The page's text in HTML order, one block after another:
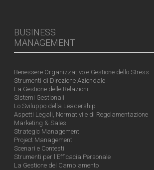
BUSINESS
MANAGEMENT
Benessere Organizzativo e Gestione dello Stress
Strumenti di Direzione Aziendale
La Gestione delle Relazioni
Sistemi Gestionali
Lo Sviluppo della Leadership
Aspetti Legali, Normativi e di Regolamentazione
Marketing & Sales
Strategic Management
Project Management
Scenari e Contesti
Strumenti per l'Efficacia Personale
La Gestione del Cambiamento